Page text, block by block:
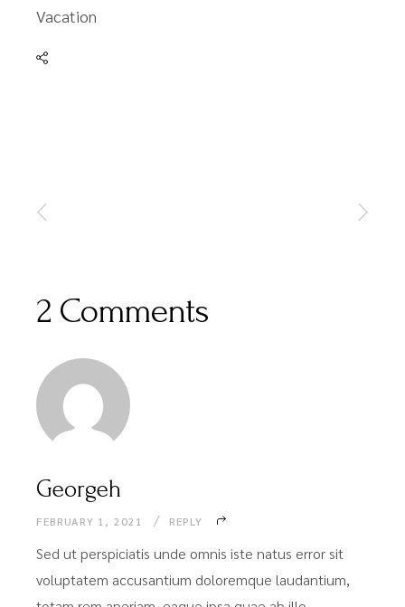
Vacation
2 Comments
Georgeh
FEBRUARY 1, 2021 REPLY
Sed ut perspiciatis unde omnis iste natus error sit
voluptatem accusantium doloremque laudantium,